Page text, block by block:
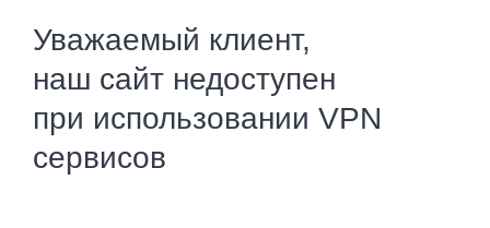
Уважаемый клиент,
наш сайт недоступен
при использовании VPN
сервисов